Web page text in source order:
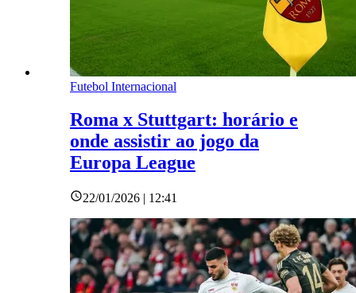
Futebol Internacional
Roma x Stuttgart: horário e
onde assistir ao jogo da
Europa League
22/01/2026 | 12:41